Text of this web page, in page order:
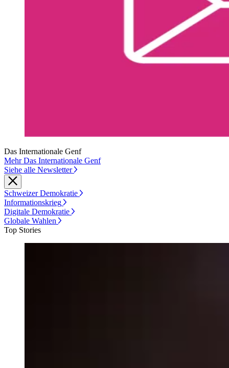
Das Internationale Genf
Mehr Das Internationale Genf
Siehe alle Newsletter
Schweizer Demokratie
Informationskrieg
Digitale Demokratie
Globale Wahlen
Top Stories